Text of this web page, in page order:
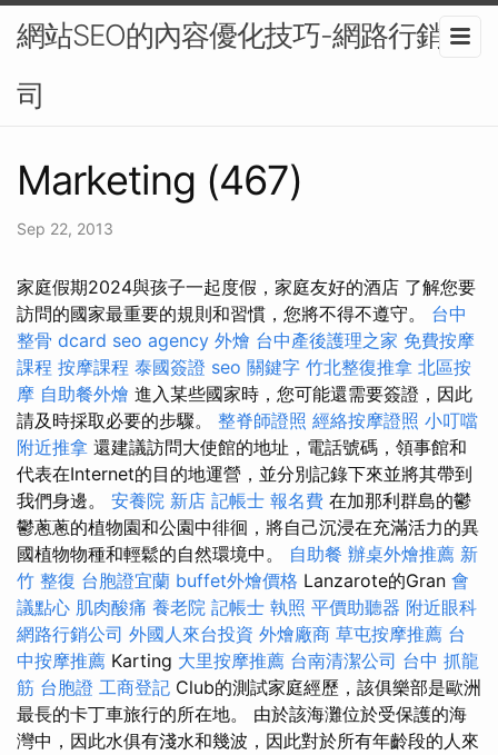
網站SEO的內容優化技巧-網路行銷公
司
Marketing (467)
Sep 22, 2013
家庭假期2024與孩子一起度假，家庭友好的酒店 了解您要
訪問的國家最重要的規則和習慣，您將不得不遵守。 台中
整骨 dcard seo agency 外燴 台中產後護理之家 免費按摩
課程 按摩課程 泰國簽證 seo 關鍵字 竹北整復推拿 北區按
摩 自助餐外燴 進入某些國家時，您可能還需要簽證，因此
請及時採取必要的步驟。 整脊師證照 經絡按摩證照 小叮噹
附近推拿 還建議訪問大使館的地址，電話號碼，領事館和
代表在Internet的目的地運營，並分別記錄下來並將其帶到
我們身邊。 安養院 新店 記帳士 報名費 在加那利群島的鬱
鬱蔥蔥的植物園和公園中徘徊，將自己沉浸在充滿活力的異
國植物物種和輕鬆的自然環境中。 自助餐 辦桌外燴推薦 新
竹 整復 台胞證宜蘭 buffet外燴價格 Lanzarote的Gran 會
議點心 肌肉酸痛 養老院 記帳士 執照 平價助聽器 附近眼科
網路行銷公司 外國人來台投資 外燴廠商 草屯按摩推薦 台
中按摩推薦 Karting 大里按摩推薦 台南清潔公司 台中 抓龍
筋 台胞證 工商登記 Club的測試家庭經歷，該俱樂部是歐洲
最長的卡丁車旅行的所在地。 由於該海灘位於受保護的海
灣中，因此水俱有淺水和幾波，因此對於所有年齡段的人來